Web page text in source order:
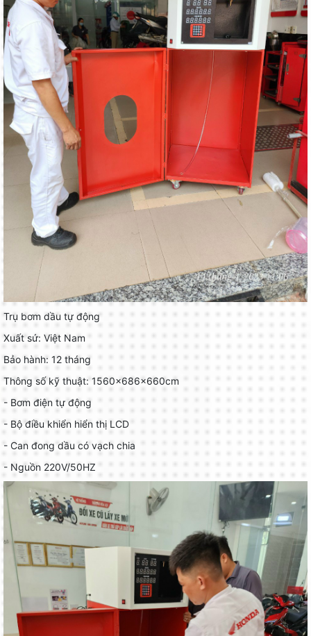
Trụ bơm dầu tự động
Xuất sứ: Việt Nam
Bảo hành: 12 tháng
Thông số kỹ thuật: 1560x686x660cm
- Bơm điện tự động
- Bộ điều khiển hiển thị LCD
- Can đong dầu có vạch chia
- Nguồn 220V/50HZ